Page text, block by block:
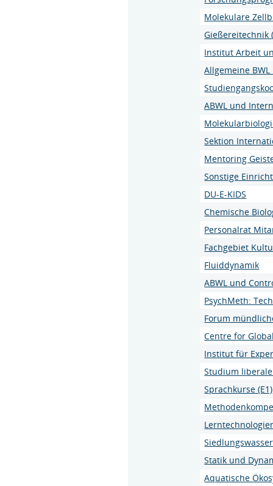
Molekulare
Gießereitechnik
Institut Arbeit
Allgemeine
ABWL und
Sektion
Mentoring
Sonstige
DU-E-KIDS
Chemische
Personalrat
Fachgebiet
Fluiddynamik
ABWL und
PsychMeth:
Forum
Centre for
Institut für
Studium liberale
Sprachkurse (E1)
Statik und
Aquatische